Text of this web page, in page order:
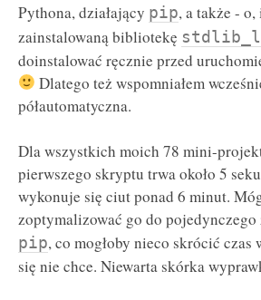
Pythona, działający pip, a także -
zainstalowaną bibliotekę
doinstalować ręcznie przed
Dlatego też wspomniałem
półautomatyczna.
Dla wszystkich moich 78 mini-
pierwszego skryptu trwa około 5
wykonuje się ciut ponad 6 minut.
zoptymalizować go do pojedynczego
pip, co mogłoby nieco skrócić czas
się nie chce. Niewarta skórka